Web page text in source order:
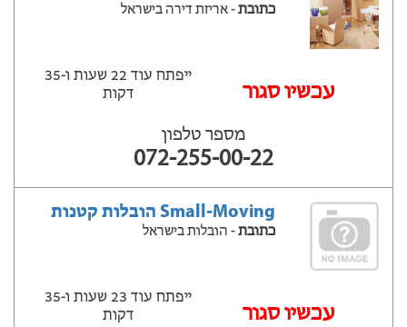
כתובת- אריזת דירה בישראל
עכשיו סגור
ייפתח עוד 22 שעות ‫ו-35
דקות
מספר טלפון
072-255-00-22
Small-Moving הובלות קטנות
כתובת- הובלות בישראל
עכשיו סגור
ייפתח עוד 23 שעות ‫ו-35
דקות